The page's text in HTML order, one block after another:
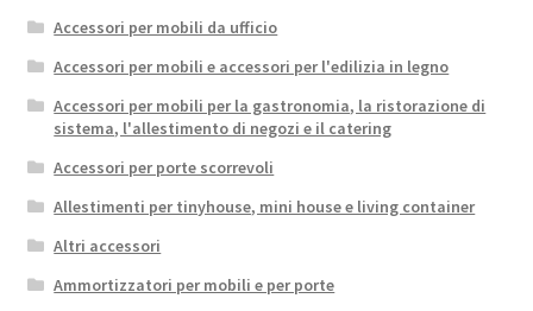
Accessori per mobili da ufficio
Accessori per mobili e accessori per l'edilizia in legno
Accessori per mobili per la gastronomia, la ristorazione di
sistema, l'allestimento di negozi e il catering
Accessori per porte scorrevoli
Allestimenti per tinyhouse, mini house e living container
Altri accessori
Ammortizzatori per mobili e per porte